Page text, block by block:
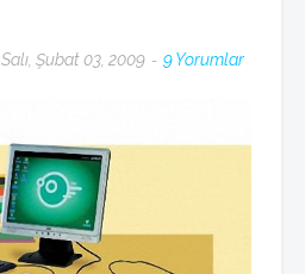
Salı, Şubat 03, 2009 9 Yorumlar